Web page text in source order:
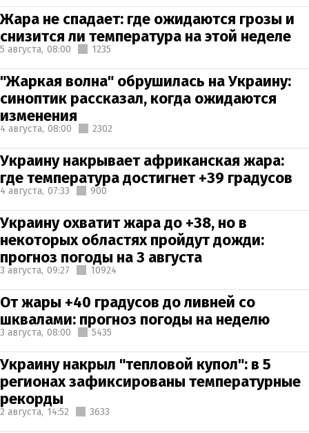
Жара не спадает: где ожидаются грозы и
снизится ли температура на этой неделе
5 августа, 08:00 1235
"Жаркая волна" обрушилась на Украину:
синоптик рассказал, когда ожидаются
изменения
4 августа, 08:00 2302
Украину накрывает африканская жара:
где температура достигнет +39 градусов
4 августа, 07:33 900
Украину охватит жара до +38, но в
некоторых областях пройдут дожди:
прогноз погоды на 3 августа
3 августа, 09:27 10924
От жары +40 градусов до ливней со
шквалами: прогноз погоды на неделю
3 августа, 08:00 5435
Украину накрыл "тепловой купол": в 5
регионах зафиксированы температурные
рекорды
2 августа, 14:52 3633